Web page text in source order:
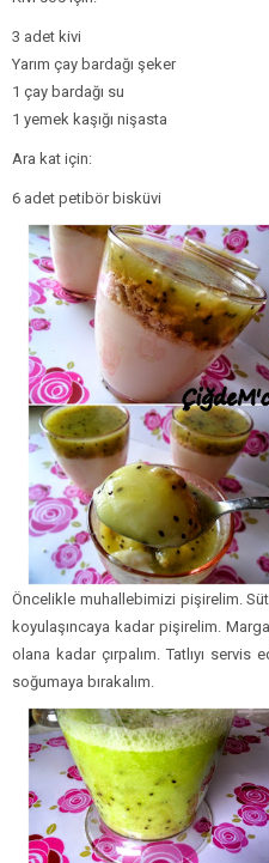
3 adet kivi
Yarım çay bardağı şeker
1 çay bardağı su
1 yemek kaşığı nişasta
Ara kat için:
6 adet petibör bisküvi
Öncelikle muhallebimizi pişirelim.
koyulaşıncaya kadar pişirelim.
olana kadar çırpalım. Tatlıyı
soğumaya bırakalım.